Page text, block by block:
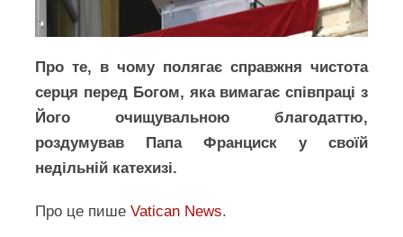
Про те, в чому полягає справжня чистота
серця перед Богом, яка вимагає співпраці з
Його очищувальною благодаттю,
роздумував Папа Франциск у своїй
недільній катехизі.
Про це пишеVatican News.